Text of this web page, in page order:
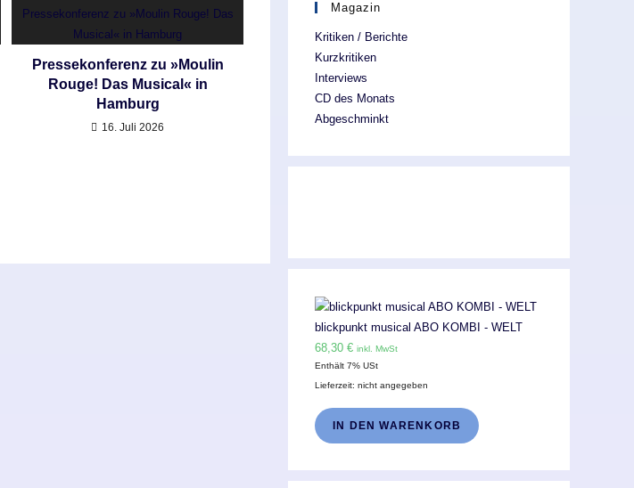
Pressekonferenz zu »Moulin
Rouge! Das Musical« in
Hamburg
16. Juli 2026
Magazin
Kritiken / Berichte
Kurzkritiken
Interviews
CD des Monats
Abgeschminkt
blickpunkt musical ABO KOMBI - WELT
68,30 € inkl. MwSt
Enthält 7% USt
Lieferzeit: nicht angegeben
IN DEN WARENKORB